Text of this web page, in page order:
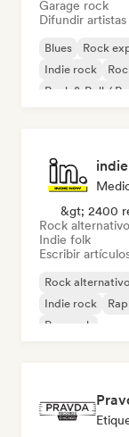
Garage rock
Difundir
Blues Rock
Indie rock
Rock & Roll /
&gt; 2400
Rock alternativo
Indie folk
Escribir
Rock alternativo
Indie rock
Pop rock